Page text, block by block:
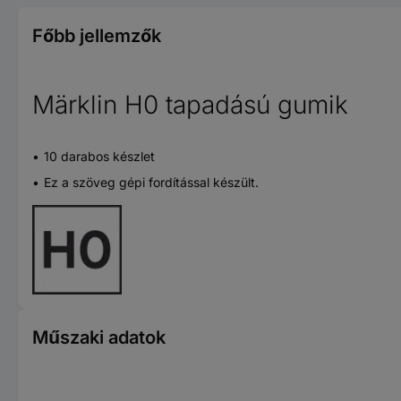
Főbb jellemzők
Märklin H0 tapadású gumik
10 darabos készlet
Ez a szöveg gépi fordítással készült.
Műszaki adatok